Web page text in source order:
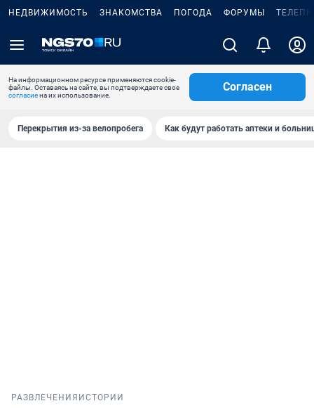
НЕДВИЖИМОСТЬ ЗНАКОМСТВА ПОГОДА ФОРУМЫ
На информационном ресурсе применяются cookie-
файлы. Оставаясь на сайте, вы подтверждаете свое
согласиена их использование.
Согласен
Перекрытия из-за велопробега Как будут работать аптеки и
РАЗВЛЕЧЕНИЯ ИСТОРИИ